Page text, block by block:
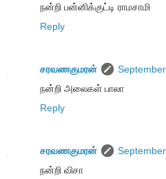
நன்றி பன்னிக்குட்டி ராமசாமி
Reply
சரவணகுமரன்
நன்றி அலைகள் பாலா
Reply
சரவணகுமரன்
நன்றி விசா